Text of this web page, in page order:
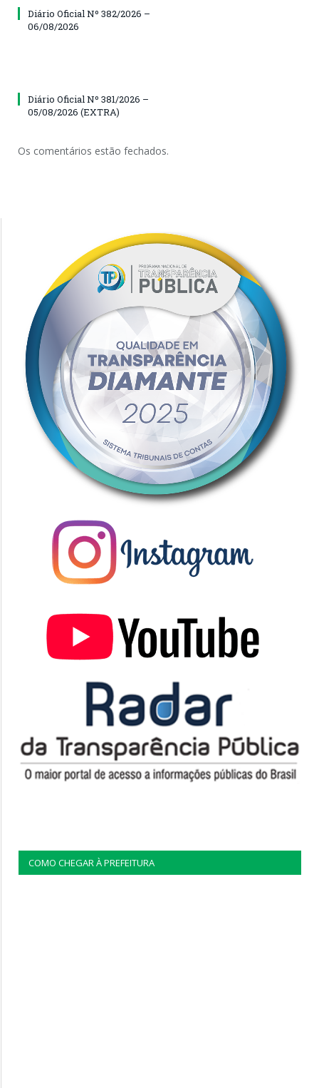
Diário Oficial Nº 382/2026 –
06/08/2026
Diário Oficial Nº 381/2026 –
05/08/2026 (EXTRA)
Os comentários estão fechados.
COMO CHEGAR À PREFEITURA